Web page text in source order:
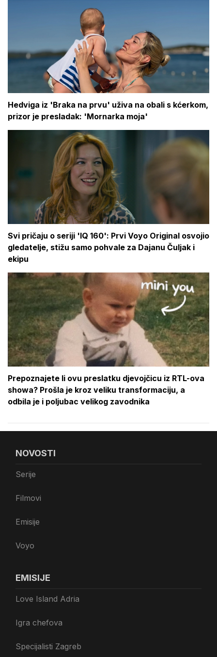
Hedviga iz 'Braka na prvu' uživa na obali s kćerkom,
prizor je presladak: 'Mornarka moja'
Svi pričaju o seriji 'IQ 160': Prvi Voyo Original osvojio
gledatelje, stižu samo pohvale za Dajanu Čuljak i
ekipu
Prepoznajete li ovu preslatku djevojčicu iz RTL-ova
showa? Prošla je kroz veliku transformaciju, a
odbila je i poljubac velikog zavodnika
NOVOSTI
Serije
Filmovi
Emisije
Voyo
EMISIJE
Love Island Adria
Igra chefova
Specijalisti Zagreb